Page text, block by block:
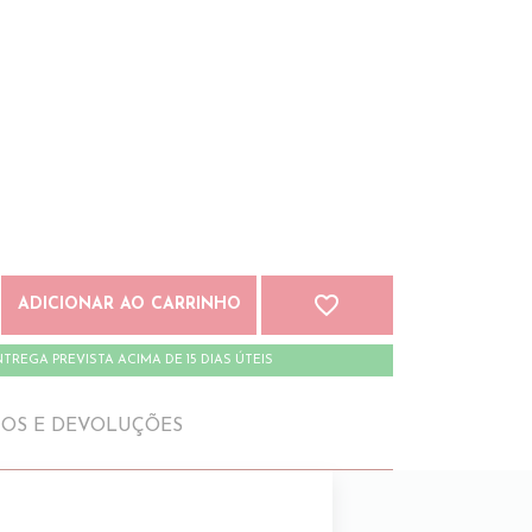
ADICIONAR AO CARRINHO favorite_border
PREVISTA ACIMA DE 15 DIAS ÚTEIS
E DEVOLUÇÕES